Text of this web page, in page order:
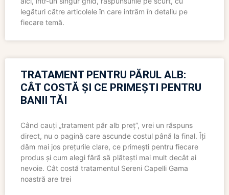
legături către articolele în care intrăm în detaliu pe
fiecare temă.
TRATAMENT PENTRU PĂRUL ALB:
CÂT COSTĂ ȘI CE PRIMEȘTI PENTRU
BANII TĂI
Când cauți „tratament păr alb preț”, vrei un răspuns
direct, nu o pagină care ascunde costul până la final. Îți
dăm mai jos prețurile clare, ce primești pentru fiecare
produs și cum alegi fără să plătești mai mult decât ai
nevoie. Cât costă tratamentul Sereni Capelli Gama
noastră are trei